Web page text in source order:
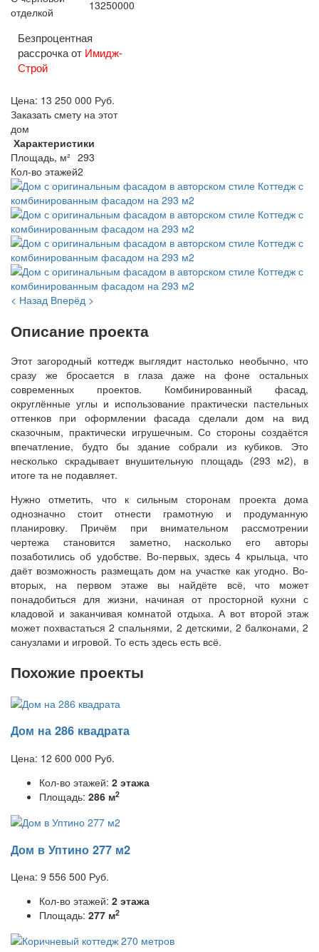
отделкой
13250000
Безпроцентная
рассрочка от Имидж-
Строй
Цена: 13 250 000 Руб.
Заказать смету на этот
дом
Характеристики
Площадь, м² 293
Кол-во этажей2
< Назад Вперёд >
Описание проекта
Этот загородный коттедж выглядит настолько необычно, что
сразу же бросается в глаза даже на фоне остальных
современных проектов. Комбинированный фасад,
округлённые углы и использование практически пастельных
оттенков при оформлении фасада сделали дом на вид
сказочным, практически игрушечным. Со стороны создаётся
впечатление, будто бы здание собрали из кубиков. Это
несколько скрадывает внушительную площадь (293 м2), в
итоге та не подавляет.
Нужно отметить, что к сильным сторонам проекта дома
однозначно стоит отнести грамотную и продуманную
планировку. Причём при внимательном рассмотрении
чертежа становится заметно, насколько его авторы
позаботились об удобстве. Во-первых, здесь 4 крыльца, что
даёт возможность размещать дом на участке как угодно. Во-
вторых, на первом этаже вы найдёте всё, что может
понадобиться для жизни, начиная от просторной кухни с
кладовой и заканчивая комнатой отдыха. А вот второй этаж
может похвастаться 2 спальнями, 2 детскими, 2 балконами, 2
санузлами и игровой. То есть здесь есть всё.
Похожие проекты
Дом на 286 квадрата
Цена: 12 600 000 Руб.
Кол-во этажей: 2 этажа
Площадь: 286 м2
Дом в Уптино 277 м2
Цена: 9 556 500 Руб.
Кол-во этажей: 2 этажа
Площадь: 277 м2